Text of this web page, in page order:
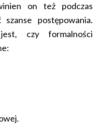
on też podczas
postępowania.
czy formalności